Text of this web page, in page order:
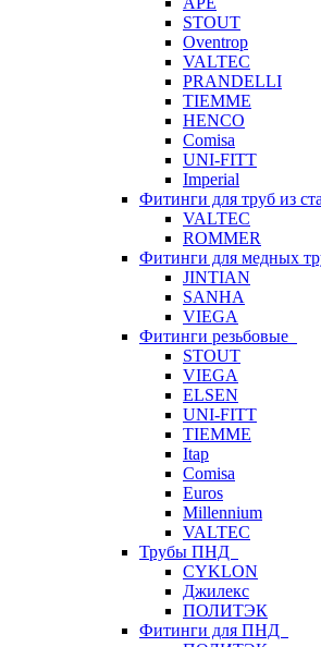
STOUT
Oventrop
VALTEC
PRANDELLI
TIEMME
HENCO
Comisa
UNI-FITT
Imperial
Фитинги для труб из
VALTEC
ROMMER
Фитинги для медных
JINTIAN
SANHA
VIEGA
Фитинги резьбовые
STOUT
VIEGA
ELSEN
UNI-FITT
TIEMME
Itap
Comisa
Euros
Millennium
VALTEC
Трубы ПНД
CYKLON
Джилекс
ПОЛИТЭК
Фитинги для ПНД